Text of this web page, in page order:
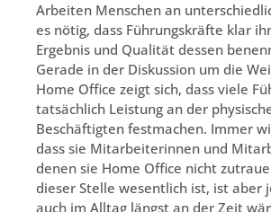
Arbeiten Menschen an
es nötig, dass Führungskräfte klar
Ergebnis und Qualität dessen
Gerade in der Diskussion um die
Home Office zeigt sich, dass viele
tatsächlich Leistung an der
Beschäftigten festmachen. Immer
dass sie Mitarbeiterinnen und
denen sie Home Office nicht
dieser Stelle wesentlich ist, ist aber
auch im Alltag längst an der Zeit